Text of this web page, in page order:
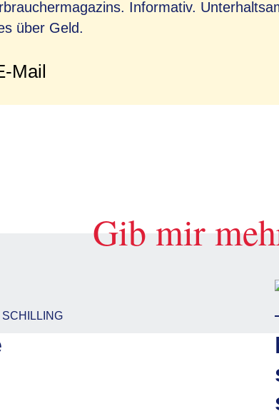
Informativ.
über Geld.
Gib mir